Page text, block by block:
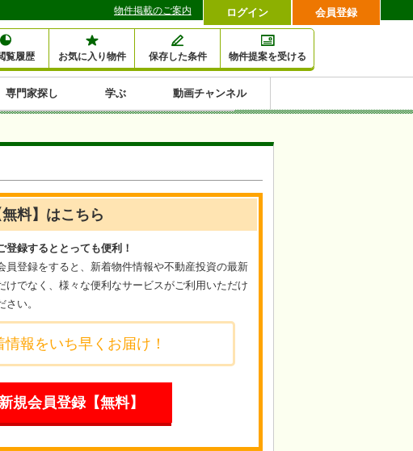
覧履歴 お気に入り物件 保存した条件 物件提案を受ける
専門家探し 学ぶ 動画チャンネル
ログイン 会員登録
物件掲載のご案内
料】はこちら
登録するととっても便利！
員登録をすると、新着物件情報や不動産投資の最新
けでなく、様々な便利なサービスがご利用いただけ
い。
情報をいち早くお届け！
規会員登録【無料】